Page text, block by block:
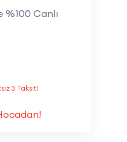
Canlı
3 Taksit!